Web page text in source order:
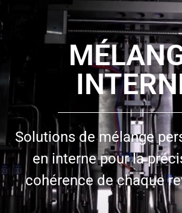
Solutions de mélange
en interne pour la
cohérence de chaque